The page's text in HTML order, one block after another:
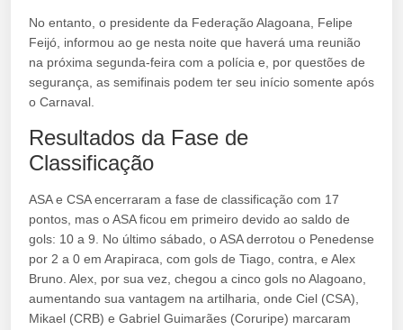
No entanto, o presidente da Federação Alagoana, Felipe
Feijó, informou ao ge nesta noite que haverá uma reunião
na próxima segunda-feira com a polícia e, por questões de
segurança, as semifinais podem ter seu início somente após
o Carnaval.
Resultados da Fase de
Classificação
ASA e CSA encerraram a fase de classificação com 17
pontos, mas o ASA ficou em primeiro devido ao saldo de
gols: 10 a 9. No último sábado, o ASA derrotou o Penedense
por 2 a 0 em Arapiraca, com gols de Tiago, contra, e Alex
Bruno. Alex, por sua vez, chegou a cinco gols no Alagoano,
aumentando sua vantagem na artilharia, onde Ciel (CSA),
Mikael (CRB) e Gabriel Guimarães (Coruripe) marcaram